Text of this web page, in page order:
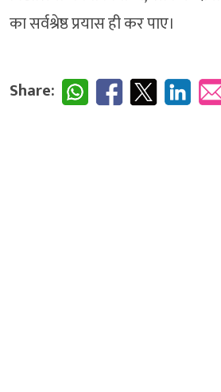
का सर्वश्रेष्ठ प्रयास ही कर पाए।
Share: